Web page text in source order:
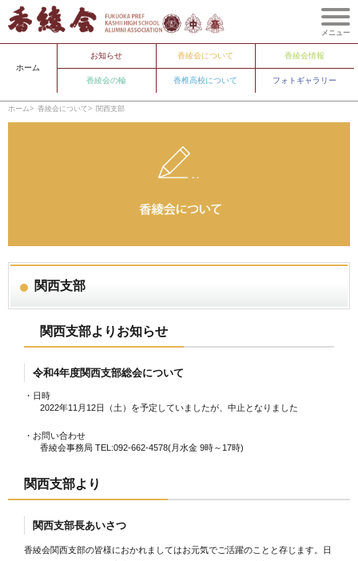
ホーム
お知らせ 香綾会について 香綾会情報
香綾会の輪 香椎高校について フォトギャラリー
メニュー
ホーム 香綾会について 関西支部
関西支部
関西支部よりお知らせ
令和4年度関西支部総会について
・日時
2022年11月12日（土）を予定していましたが、中止となりました
・お問い合わせ
香綾会事務局 TEL:092-662-4578(月水金 9時～17時)
関西支部より
関西支部長あいさつ
香綾会関西支部の皆様におかれましてはお元気でご活躍のことと存じます。日